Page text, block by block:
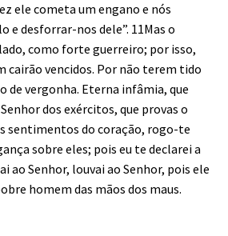
ele cometa um engano e nós
e desforrar-nos dele”. 11Mas o
como forte guerreiro; por isso,
cairão vencidos. Por não terem tido
de vergonha. Eterna infâmia, que
dos exércitos, que provas o
sentimentos do coração, rogo-te
sobre eles; pois eu te declarei a
ao Senhor, louvai ao Senhor, pois ele
homem das mãos dos maus.